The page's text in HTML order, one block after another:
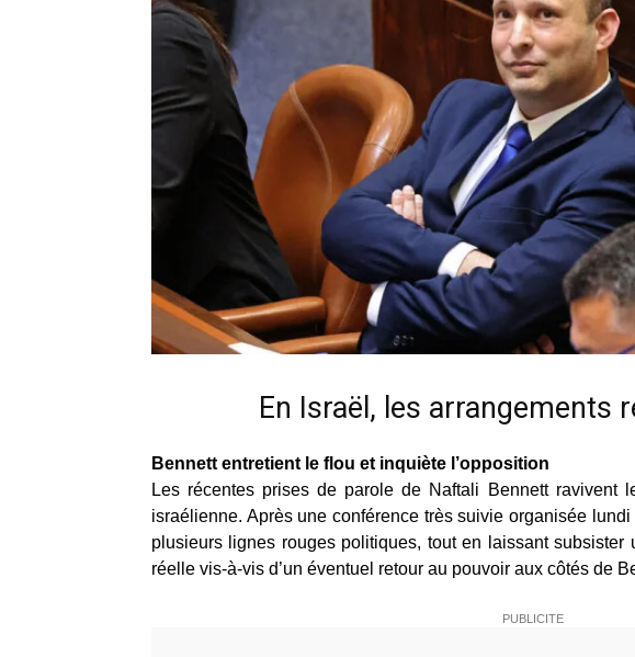
En Israël, les arrangements
Bennett entretient le flou et inquiète l’opposition
Les récentes prises de parole de Naftali Bennett ravivent
israélienne. Après une conférence très suivie organisée
plusieurs lignes rouges politiques, tout en laissant subsister
réelle vis-à-vis d’un éventuel retour au pouvoir aux côtés de